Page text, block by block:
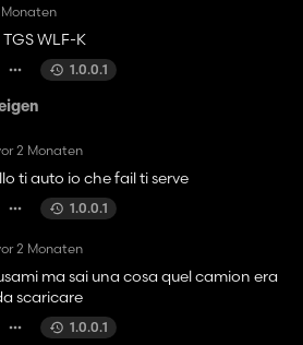
WLF-K
1.0.0.1
2 Monaten
ti auto io che fail ti serve
1.0.0.1
2 Monaten
ma sai una cosa quel camion era
scaricare
1.0.0.1